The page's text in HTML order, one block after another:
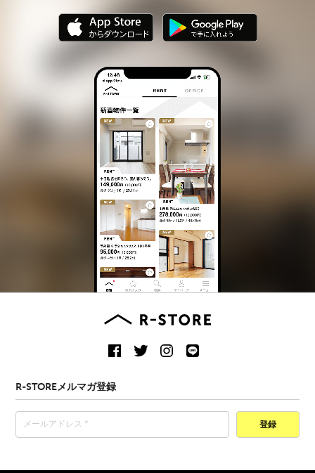
R-STOREメルマガ登録
登録